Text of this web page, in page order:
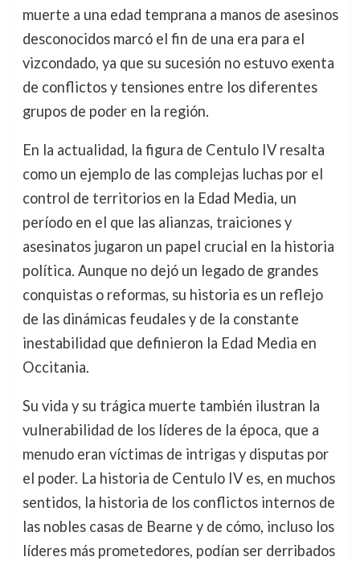
muerte a una edad temprana a manos de asesinos
desconocidos marcó el fin de una era para el
vizcondado, ya que su sucesión no estuvo exenta
de conflictos y tensiones entre los diferentes
grupos de poder en la región.
En la actualidad, la figura de Centulo IV resalta
como un ejemplo de las complejas luchas por el
control de territorios en la Edad Media, un
período en el que las alianzas, traiciones y
asesinatos jugaron un papel crucial en la historia
política. Aunque no dejó un legado de grandes
conquistas o reformas, su historia es un reflejo
de las dinámicas feudales y de la constante
inestabilidad que definieron la Edad Media en
Occitania.
Su vida y su trágica muerte también ilustran la
vulnerabilidad de los líderes de la época, que a
menudo eran víctimas de intrigas y disputas por
el poder. La historia de Centulo IV es, en muchos
sentidos, la historia de los conflictos internos de
las nobles casas de Bearne y de cómo, incluso los
líderes más prometedores, podían ser derribados